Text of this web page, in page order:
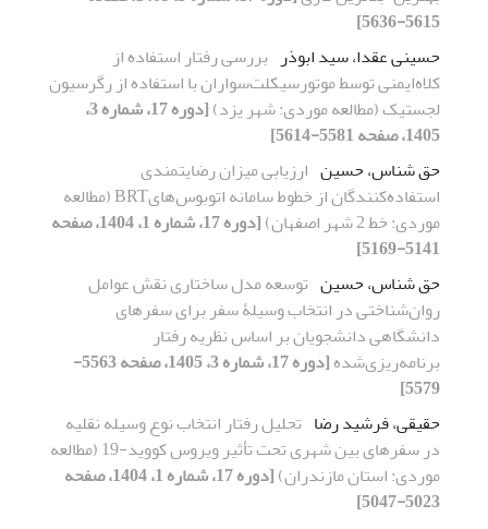
5615-5636]
حسینی عقدا، سید ابوذر بررسی رفتار استفاده از
کلاه‌ایمنی توسط موتورسیکلت‌سواران با استفاده از رگرسیون
لجستیک(مطالعه موردی: شهر یزد)
[دوره 17، شماره 3،
1405، صفحه 5581-5614]
حق شناس، حسین ارزیابی میزان رضایتمندی
استفاده‌کنندگان از خطوط سامانه اتوبوس‌هایBRT (مطالعه
موردی: خط 2 شهر اصفهان)
[دوره 17، شماره 1، 1404، صفحه
5141-5169]
حق شناس، حسین توسعه مدل ساختاری نقش عوامل
روان‌شناختی در انتخاب وسیلۀ سفر برای سفر‌های
دانشگاهی دانشجویان بر اساس نظریه رفتار
برنامه‌ریزی‌شده
[دوره 17، شماره 3، 1405، صفحه 5563-
5579]
حقیقی، فرشید رضا تحلیل رفتار انتخاب نوع وسیله نقلیه
در سفرهای بین شهری تحت تأثیر ویروس کووید-19 (مطالعه
موردی: استان مازندران)
[دوره 17، شماره 1، 1404، صفحه
5023-5047]